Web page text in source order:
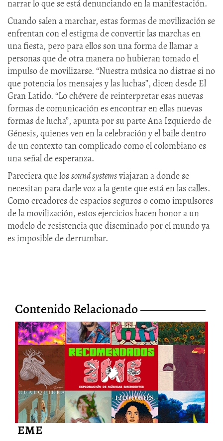
narrar lo que se está denunciando en la manifestación.
Cuando salen a marchar, estas formas de movilización se
enfrentan con el estigma de convertir las marchas en
una fiesta, pero para ellos son una forma de llamar a
personas que de otra manera no hubieran tomado el
impulso de movilizarse. “Nuestra música no distrae si no
que potencia los mensajes y las luchas”, dicen desde El
Gran Latido. “Lo chévere de reinterpretar esas nuevas
formas de comunicación es encontrar en ellas nuevas
formas de lucha”, apunta por su parte Ana Izquierdo de
Génesis, quienes ven en la celebración y el baile dentro
de un contexto tan complicado como el colombiano es
una señal de esperanza.
Pareciera que lossound systemsviajaran a donde se
necesitan para darle voz a la gente que está en las calles.
Como creadores de espacios seguros o como impulsores
de la movilización, estos ejercicios hacen honor a un
modelo de resistencia que diseminado por el mundo ya
es imposible de derrumbar.
Contenido Relacionado
Los Recomendados EME de
septiembre celebran el
cumpleaños #17 de la Revista
Cartel Urbano
20/Oct/2022
EME